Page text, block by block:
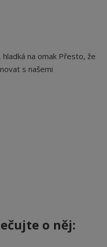
na omak Přesto, že
s našemi
o něj: